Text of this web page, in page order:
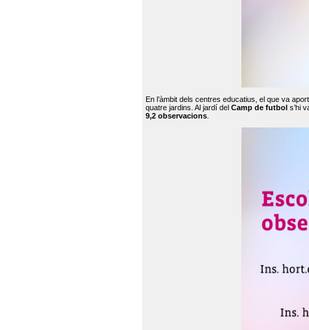
En l’àmbit dels centres educatius, el que va
quatre jardins. Al jardí del Camp de futbol s’hi
9,2 observacions